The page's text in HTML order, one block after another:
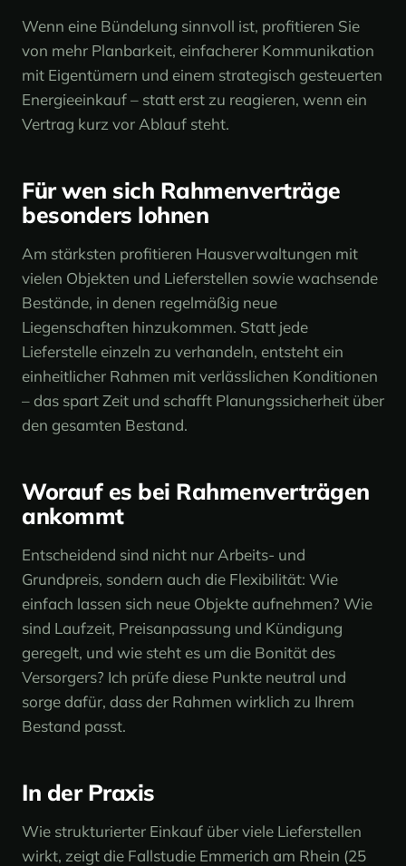
Wenn eine Bündelung sinnvoll ist, profitieren Sie
von mehr Planbarkeit, einfacherer Kommunikation
mit Eigentümern und einem strategisch gesteuerten
Energieeinkauf – statt erst zu reagieren, wenn ein
Vertrag kurz vor Ablauf steht.
Für wen sich Rahmenverträge
besonders lohnen
Am stärksten profitieren Hausverwaltungen mit
vielen Objekten und Lieferstellen sowie wachsende
Bestände, in denen regelmäßig neue
Liegenschaften hinzukommen. Statt jede
Lieferstelle einzeln zu verhandeln, entsteht ein
einheitlicher Rahmen mit verlässlichen Konditionen
– das spart Zeit und schafft Planungssicherheit über
den gesamten Bestand.
Worauf es bei Rahmenverträgen
ankommt
Entscheidend sind nicht nur Arbeits- und
Grundpreis, sondern auch die Flexibilität: Wie
einfach lassen sich neue Objekte aufnehmen? Wie
sind Laufzeit, Preisanpassung und Kündigung
geregelt, und wie steht es um die Bonität des
Versorgers? Ich prüfe diese Punkte neutral und
sorge dafür, dass der Rahmen wirklich zu Ihrem
Bestand passt.
In der Praxis
Wie strukturierter Einkauf über viele Lieferstellen
wirkt, zeigt die Fallstudie Emmerich am Rhein (25